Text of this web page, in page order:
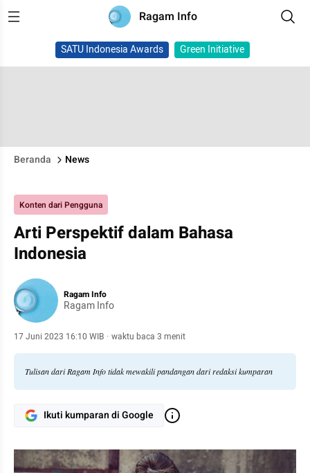
Ragam Info
SATU Indonesia Awards Green Initiative
Beranda News
Konten dari Pengguna
Arti Perspektif dalam Bahasa
Indonesia
Ragam Info
Ragam Info
17 Juni 2023 16:10 WIB · waktu baca 3 menit
Tulisan dari Ragam Info tidak mewakili pandangan dari redaksi kumparan
Ikuti kumparan di Google